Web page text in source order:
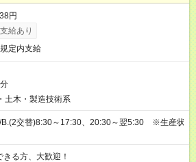
円
給あり
定内支給
土木・製造技術系
B.(2交替)8:30～17:30、20:30～翌5:30 ※生産状
る方、大歓迎！